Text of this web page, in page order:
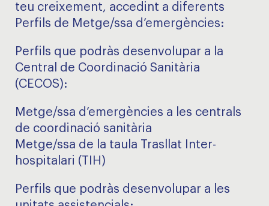
teu creixement, accedint a diferents
Perfils de Metge/ssa d’emergències:
Perfils que podràs desenvolupar a la
Central de Coordinació Sanitària
(CECOS):
Metge/ssa d’emergències a les centrals
de coordinació sanitària
Metge/ssa de la taula Trasllat Inter-
hospitalari (TIH)
Perfils que podràs desenvolupar a les